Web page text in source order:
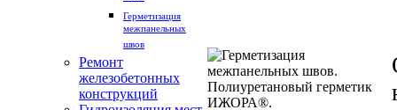
Герметизация
межпанельных
швов
Ремонт
железобетонных
конструкций